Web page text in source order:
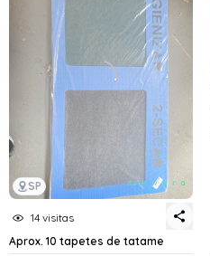
SP
14 visitas
Aprox. 10 tapetes de tatame